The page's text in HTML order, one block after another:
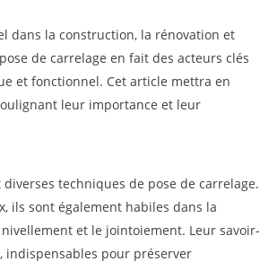
dans la construction, la rénovation et
de carrelage en fait des acteurs clés
et fonctionnel. Cet article mettra en
leur importance et leur
techniques de pose de carrelage.
ils sont également habiles dans la
et le jointoiement. Leur savoir-
pour préserver